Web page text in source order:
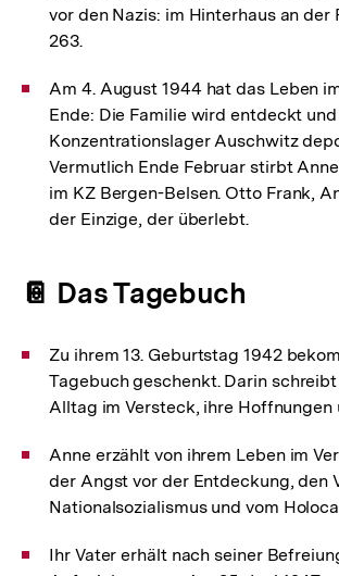
vor den Nazis: im Hinterhaus an der
263.
Am 4. August 1944 hat das Leben
Ende: Die Familie wird entdeckt
Konzentrationslager Auschwitz
Vermutlich Ende Februar stirbt
im KZ Bergen-Belsen. Otto Frank,
der Einzige, der überlebt.
📔 Das Tagebuch
Zu ihrem 13. Geburtstag 1942
Tagebuch geschenkt. Darin
Alltag im Versteck, ihre Hoffnungen
Anne erzählt von ihrem Leben im
der Angst vor der Entdeckung, den
Nationalsozialismus und vom
Ihr Vater erhält nach seiner